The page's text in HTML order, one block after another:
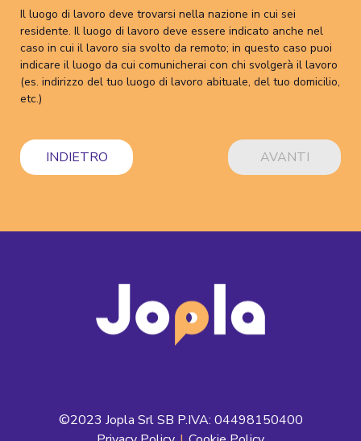
Il luogo di lavoro deve trovarsi nella nazione in cui sei
residente. Il luogo di lavoro deve essere indicato anche nel
caso in cui il lavoro sia svolto da remoto; in questo caso puoi
indicare il luogo da cui comunicherai con chi svolgerà il lavoro
(es. indirizzo del tuo luogo di lavoro abituale, del tuo domicilio,
etc.)
AVANTI
INDIETRO
©2023 Jopla Srl SB P.IVA: 04498150400